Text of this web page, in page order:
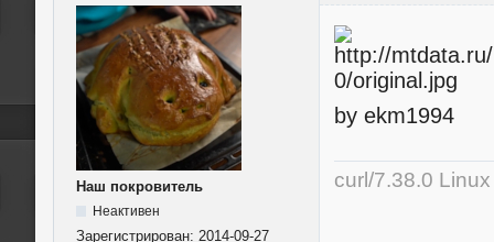
Наш покровитель
Неактивен
Зарегистрирован: 2014-09-27
by ekm1994
curl/7.38.0